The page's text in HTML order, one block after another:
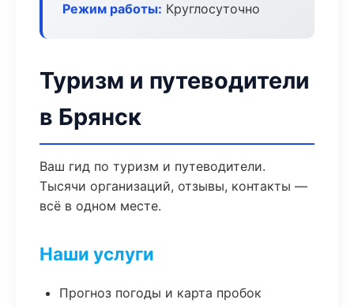
Режим работы: Круглосуточно
Туризм и путеводители
в Брянск
Ваш гид по туризм и путеводители.
Тысячи организаций, отзывы, контакты —
всё в одном месте.
Наши услуги
Прогноз погоды и карта пробок